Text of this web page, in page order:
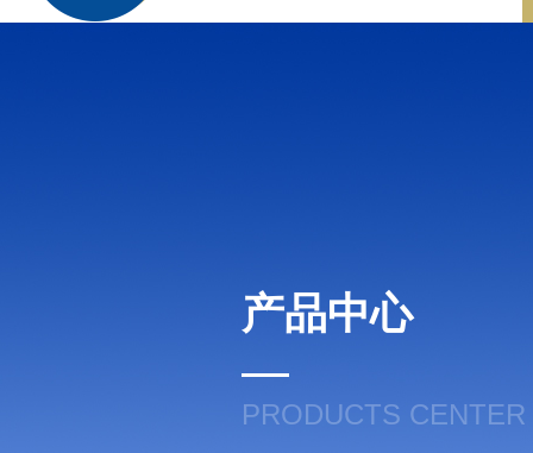
产品中心
PRODUCTS CENTER